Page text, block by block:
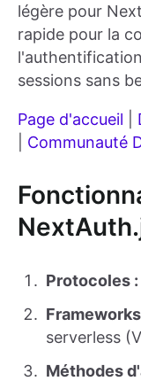
légère pour
rapide pour la
sessions sans
Page d'accueil
Communauté
Protocoles :
serverless
Méthodes